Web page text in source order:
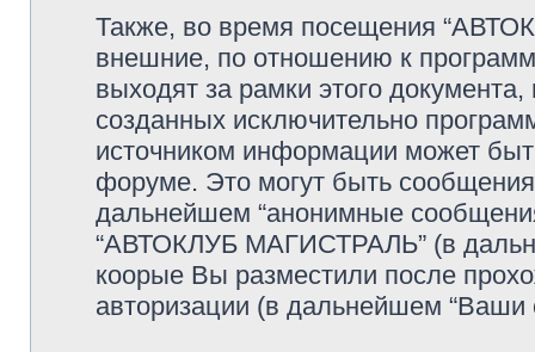
Также, во время посещения
внешние, по отношению к
выходят за рамки этого
созданных исключительно
источником информации может
форуме. Это могут быть
дальнейшем “анонимные
“АВТОКЛУБ МАГИСТРАЛЬ” (в
коорые Вы разместили после
авторизации (в дальнейшем “Ваши